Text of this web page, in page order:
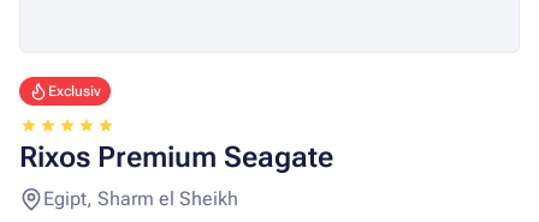
Exclusiv
Rixos Premium Seagate
Egipt, Sharm el Sheikh